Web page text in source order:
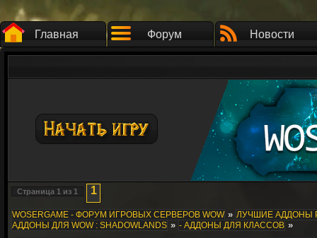
Главная Форум Новости
Страница 1 из 1 1
WOSERGAME - ФОРУМ ИГРОВЫХ СЕРВЕРОВ WOW » ЛУЧШИЕ АДДОНЫ
АДДОНЫ ДЛЯ WOW : SHADOWLANDS » - АДДОНЫ ДЛЯ КЛАССОВ »